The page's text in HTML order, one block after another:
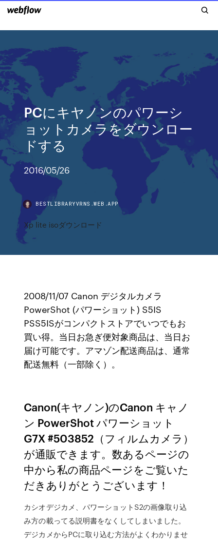
PCにキヤノンのパワーシ
ョットカメラをダウンロー
ドする
2016/05/26
BESTLIBRARYVRNS.WEB.APP
Xp lite isoダウンロード
2008/11/07 Canon デジタルカメラ
PowerShot (パワーショット) S5IS
PSS5ISがコンパクトストアでいつでもお
買い得。当日お急ぎ便対象商品は、当日お
届け可能です。アマゾン配送商品は、通常
配送無料（一部除く）。
Canon(キヤノン)のCanon キャノ
ン PowerShot パワーショット
G7X #503852（フィルムカメラ）
が通販できます。数あるページの
中から私の商品ページをご覧いた
だきありがとうございます！
カシオデジカメ、パワーショットS2の画像取り込
み方の載ってる説明書をなくしてしまいました。
デジカメからPCに取り込む方法がよくわかりませ